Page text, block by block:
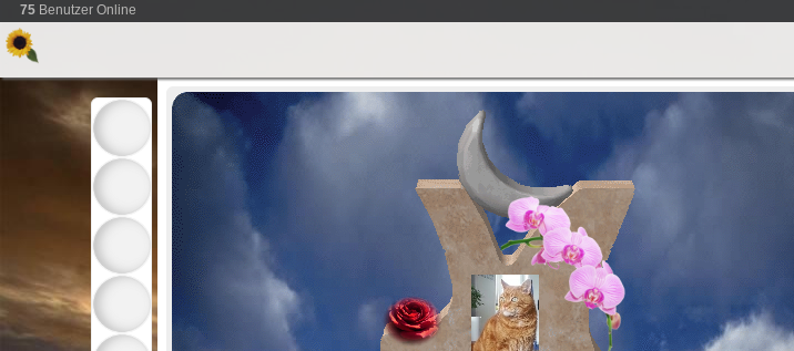
75 Benutzer Online